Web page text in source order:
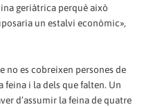
geriàtrica perquè això
un estalvi econòmic»,
no es cobreixen persones de
feina i la dels que falten. Un
d’assumir la feina de quatre